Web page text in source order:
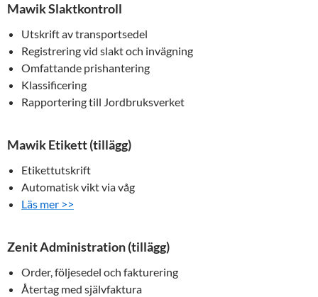
Mawik Slaktkontroll
Utskrift av transportsedel
Registrering vid slakt och invägning
Omfattande prishantering
Klassificering
Rapportering till Jordbruksverket
Mawik Etikett (tillägg)
Etikettutskrift
Automatisk vikt via våg
Läs mer >>
Zenit Administration (tillägg)
Order, följesedel och fakturering
Återtag med självfaktura